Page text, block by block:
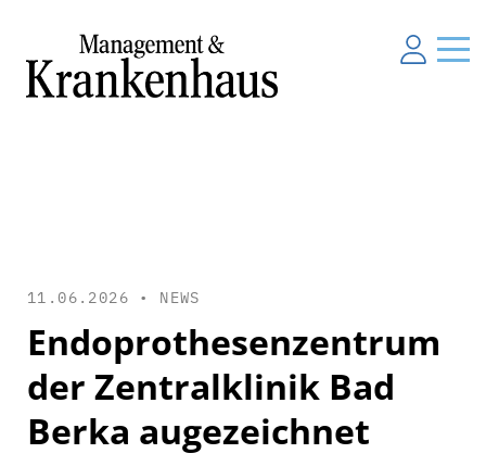
11.06.2026 • NEWS
Endoprothesenzentrum
der Zentralklinik Bad
Berka augezeichnet